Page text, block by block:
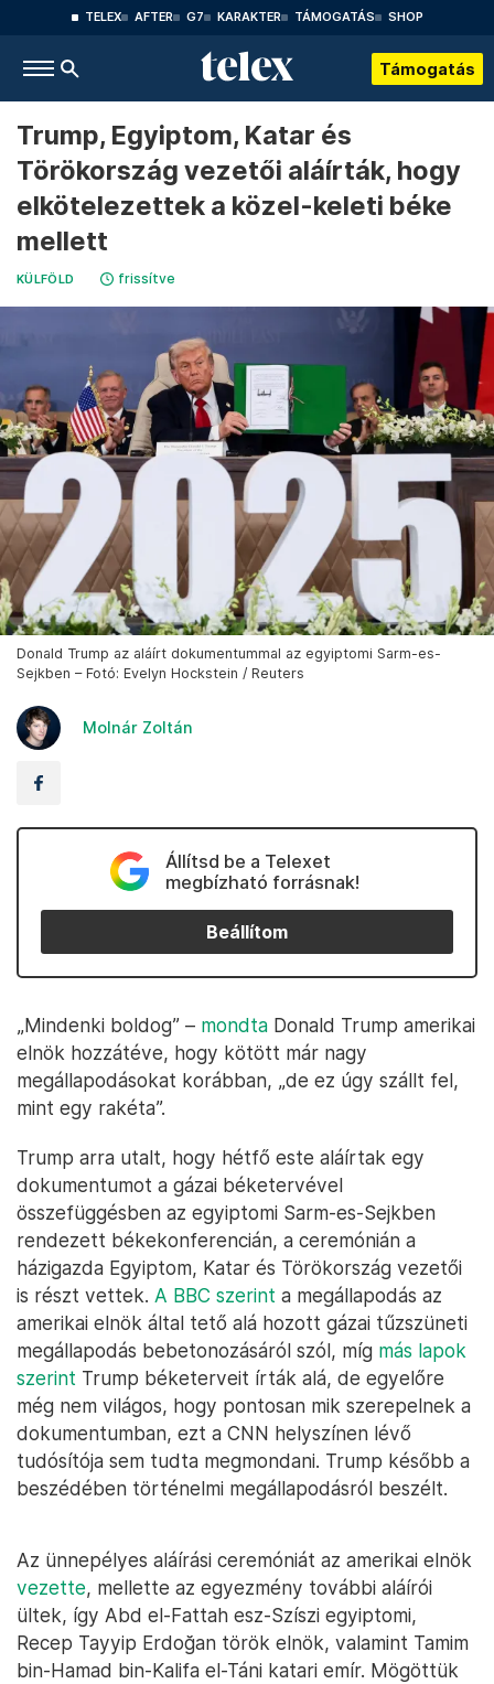
TELEX AFTER G7 KARAKTER TÁMOGATÁS SHOP
Támogatás
Trump, Egyiptom, Katar és
Törökország vezetői aláírták, hogy
elkötelezettek a közel-keleti béke
mellett
KÜLFÖLD frissítve
Donald Trump az aláírt dokumentummal az egyiptomi Sarm-es-
Sejkben – Fotó: Evelyn Hockstein / Reuters
Molnár Zoltán
Állítsd be a Telexet
megbízható forrásnak!
Beállítom
„Mindenki boldog” – mondta Donald Trump amerikai
elnök hozzátéve, hogy kötött már nagy
megállapodásokat korábban, „de ez úgy szállt fel,
mint egy rakéta”.
Trump arra utalt, hogy hétfő este aláírtak egy
dokumentumot a gázai béketervével
összefüggésben az egyiptomi Sarm-es-Sejkben
rendezett békekonferencián, a ceremónián a
házigazda Egyiptom, Katar és Törökország vezetői
is részt vettek. A BBC szerint a megállapodás az
amerikai elnök által tető alá hozott gázai tűzszüneti
megállapodás bebetonozásáról szól, míg más lapok
szerint Trump béketerveit írták alá, de egyelőre
még nem világos, hogy pontosan mik szerepelnek a
dokumentumban, ezt a CNN helyszínen lévő
tudósítója sem tudta megmondani. Trump később a
beszédében történelmi megállapodásról beszélt.
Az ünnepélyes aláírási ceremóniát az amerikai elnök
vezette, mellette az egyezmény további aláírói
ültek, így Abd el-Fattah esz-Szíszi egyiptomi,
Recep Tayyip Erdoğan török elnök, valamint Tamim
bin-Hamad bin-Kalifa el-Táni katari emír. Mögöttük